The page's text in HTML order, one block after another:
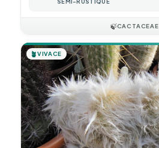
SEMI-RUSTIQUE
🍃CACTACEAE
🪴VIVACE